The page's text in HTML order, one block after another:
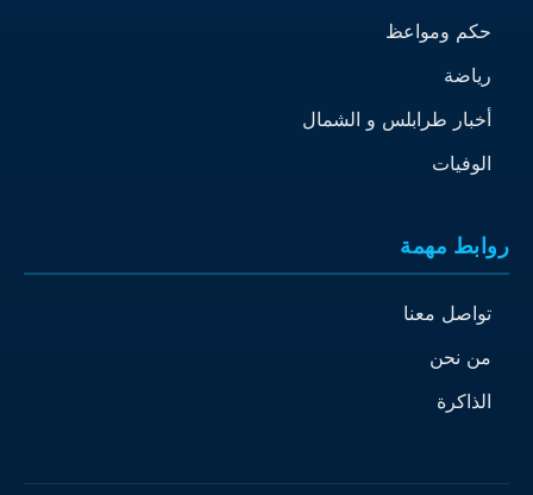
حكم ومواعظ
رياضة
أخبار طرابلس و الشمال
الوفيات
روابط مهمة
تواصل معنا
من نحن
الذاكرة